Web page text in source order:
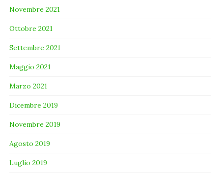
Novembre 2021
Ottobre 2021
Settembre 2021
Maggio 2021
Marzo 2021
Dicembre 2019
Novembre 2019
Agosto 2019
Luglio 2019